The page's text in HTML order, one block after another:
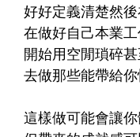
好好定義清楚然
在做好自己本業
開始用空閒瑣碎
去做那些能帶給
這樣做可能會讓